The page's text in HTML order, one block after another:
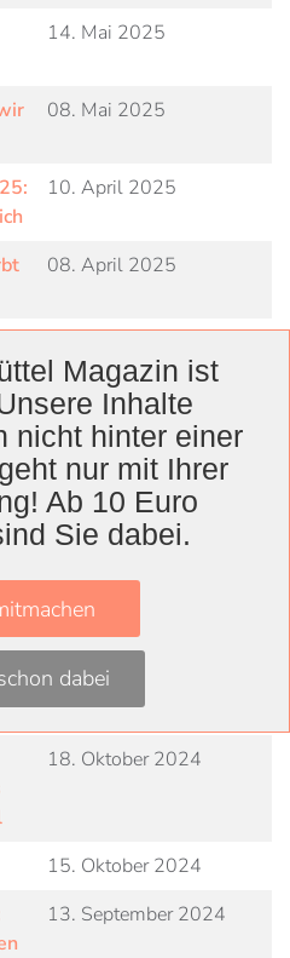
14. Mai 2025
08. Mai 2025
10. April 2025
08. April 2025
08. April 2025
19. März 2025
02. März 2025
27. Februar 2025
18. Oktober 2024
15. Oktober 2024
13. September 2024
Magazin ist
Inhalte
nicht hinter einer
nur mit Ihrer
Ab 10 Euro
Sie dabei.
dabei